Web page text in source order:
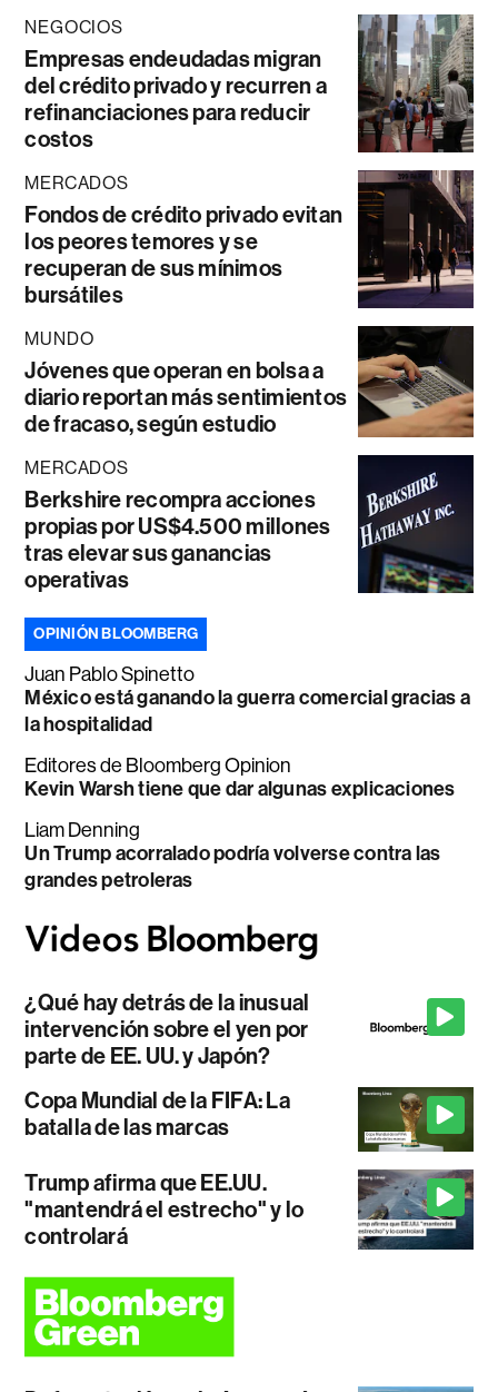
NEGOCIOS
Empresas endeudadas migran
del crédito privado y recurren a
refinanciaciones para reducir
costos
MERCADOS
Fondos de crédito privado evitan
los peores temores y se
recuperan de sus mínimos
bursátiles
MUNDO
Jóvenes que operan en bolsa a
diario reportan más sentimientos
de fracaso, según estudio
MERCADOS
Berkshire recompra acciones
propias por US$4.500 millones
tras elevar sus ganancias
operativas
OPINIÓN BLOOMBERG
Juan Pablo Spinetto
México está ganando la guerra comercial gracias a
la hospitalidad
Editores de Bloomberg Opinion
Kevin Warsh tiene que dar algunas explicaciones
Liam Denning
Un Trump acorralado podría volverse contra las
grandes petroleras
¿Qué hay detrás de la inusual
intervención sobre el yen por
parte de EE. UU. y Japón?
Copa Mundial de la FIFA: La
batalla de las marcas
Trump afirma que EE.UU.
"mantendrá el estrecho" y lo
controlará